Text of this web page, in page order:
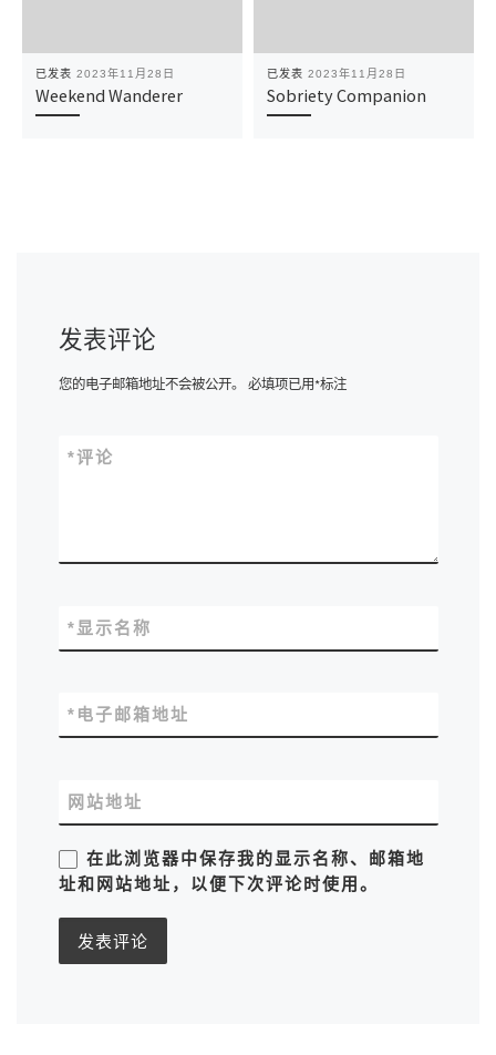
已发表 2023年11月28日
Weekend Wanderer
已发表 2023年11月28日
Sobriety Companion
发表评论
您的电子邮箱地址不会被公开。 必填项已用*标注
评论
*
显示名称
*
电子邮箱地址
*
网站地址
在此浏览器中保存我的显示名称、邮箱地
址和网站地址，以便下次评论时使用。